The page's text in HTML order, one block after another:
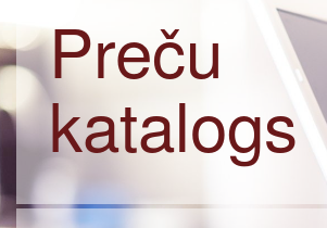
Preču
katalogs